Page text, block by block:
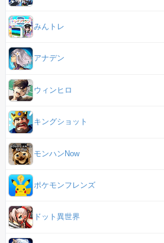
みんトレ
アナデン
ウィンヒロ
キングショット
モンハンNow
ポケモンフレンズ
ドット異世界